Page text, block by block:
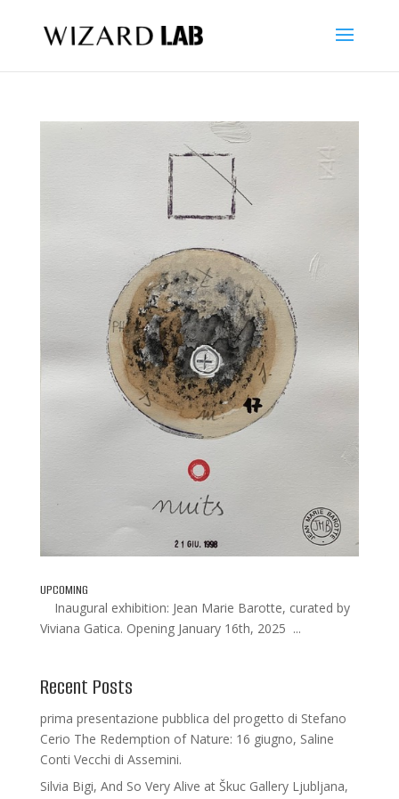
UPCOMING
Inaugural exhibition: Jean Marie Barotte, curated by
Viviana Gatica. Opening January 16th, 2025 ...
Recent Posts
prima presentazione pubblica del progetto di Stefano
Cerio The Redemption of Nature: 16 giugno, Saline
Conti Vecchi di Assemini.
Silvia Bigi, And So Very Alive at Škuc Gallery Ljubljana,